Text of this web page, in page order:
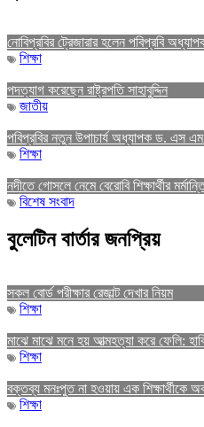
নোবিপ্রবির ট্রেজারার হলেন পবিপ্রবি
শিক্ষা
পদত্যাগ করেছেন রাষ্ট্রপতি সাহাবুদ্দিন
জাতীয়
পবিপ্রবির নতুন উপাচার্য অধ্যাপক ড. এস এম
শিক্ষা
নদীতে গোসলে নেমে বেরোবি শিক্ষার্থীর
বিশেষ সংবাদ
বুলেটিন বার্তার জনপ্রিয়
সকল বোর্ড পরীক্ষার রেজাল্ট দেখার নিয়ম
শিক্ষা
মাঝে মাঝে মনে হয় আত্মহত্যা করে ফেলি:
শিক্ষা
বক্তব্য মনঃপুত না হওয়ায় এক শিক্ষার্থীকে
শিক্ষা